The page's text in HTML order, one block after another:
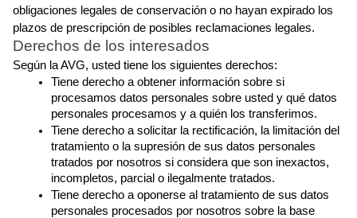
obligaciones legales de conservación o no hayan expirado los
plazos de prescripción de posibles reclamaciones legales.
Derechos de los interesados
Según la AVG, usted tiene los siguientes derechos:
Tiene derecho a obtener información sobre si
procesamos datos personales sobre usted y qué datos
personales procesamos y a quién los transferimos.
Tiene derecho a solicitar la rectificación, la limitación del
tratamiento o la supresión de sus datos personales
tratados por nosotros si considera que son inexactos,
incompletos, parcial o ilegalmente tratados.
Tiene derecho a oponerse al tratamiento de sus datos
personales procesados por nosotros sobre la base